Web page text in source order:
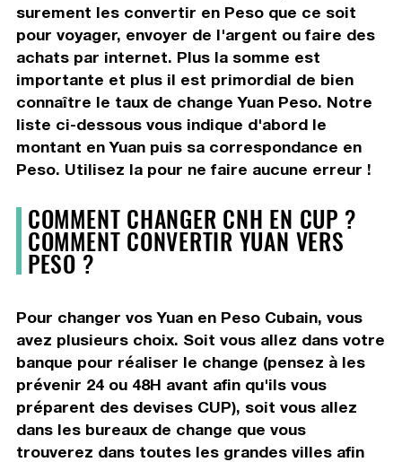
surement les convertir en Peso que ce soit
pour voyager, envoyer de l'argent ou faire des
achats par internet. Plus la somme est
importante et plus il est primordial de bien
connaître le taux de change Yuan Peso. Notre
liste ci-dessous vous indique d'abord le
montant en Yuan puis sa correspondance en
Peso. Utilisez la pour ne faire aucune erreur !
COMMENT CHANGER CNH EN CUP ?
COMMENT CONVERTIR YUAN VERS
PESO ?
Pour changer vos Yuan en Peso Cubain, vous
avez plusieurs choix. Soit vous allez dans votre
banque pour réaliser le change (pensez à les
prévenir 24 ou 48H avant afin qu'ils vous
préparent des devises CUP), soit vous allez
dans les bureaux de change que vous
trouverez dans toutes les grandes villes afin